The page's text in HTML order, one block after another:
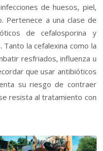
de huesos, piel,
Pertenece a una clase de
de cefalosporina y
Tanto la cefalexina como la
resfriados, influenza u
que usar antibióticos
su riesgo de contraer
resista al tratamiento con